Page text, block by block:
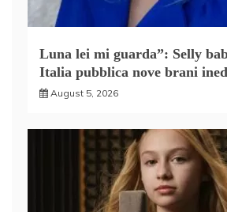
Luna lei mi guarda”: Selly
Italia pubblica nove brani
August 5, 2026